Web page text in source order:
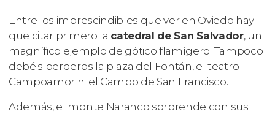
Entre los imprescindibles que ver en Oviedo hay
que citar primero la catedral de San Salvador, un
magnífico ejemplo de gótico flamígero. Tampoco
debéis perderos la plaza del Fontán, el teatro
Campoamor ni el Campo de San Francisco.
Además, el monte Naranco sorprende con sus